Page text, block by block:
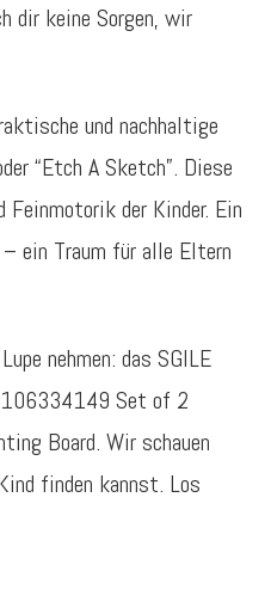
dir keine Sorgen, wir
und nachhaltige
“Etch A Sketch”. Diese
Feinmotorik der Kinder. Ein
ein Traum für alle Eltern
nehmen: das SGILE
106334149 Set of 2
Board. Wir schauen
finden kannst. Los